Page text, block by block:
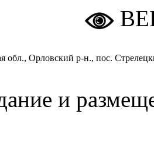
обл., Орловский р-н., пос.
и